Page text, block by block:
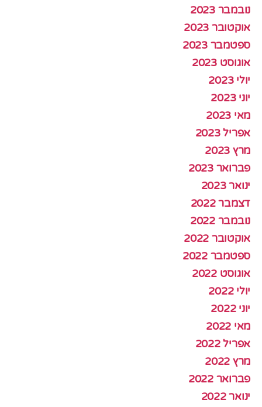
נובמבר 2023
אוקטובר 2023
ספטמבר 2023
אוגוסט 2023
יולי 2023
יוני 2023
מאי 2023
אפריל 2023
מרץ 2023
פברואר 2023
ינואר 2023
דצמבר 2022
נובמבר 2022
אוקטובר 2022
ספטמבר 2022
אוגוסט 2022
יולי 2022
יוני 2022
מאי 2022
אפריל 2022
מרץ 2022
פברואר 2022
ינואר 2022